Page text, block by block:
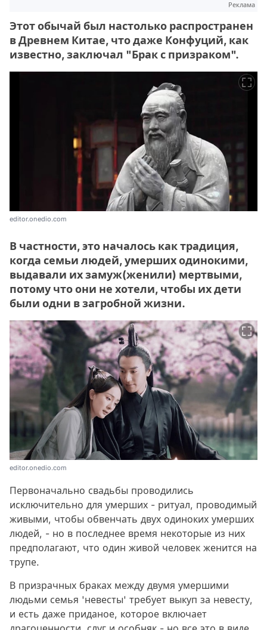
Реклама
Этот обычай был настолько распространен
в Древнем Китае, что даже Конфуций, как
известно, заключал "Брак с призраком".
editor.onedio.com
В частности, это началось как традиция,
когда семьи людей, умерших одинокими,
выдавали их замуж(женили) мертвыми,
потому что они не хотели, чтобы их дети
были одни в загробной жизни.
editor.onedio.com
Первоначально свадьбы проводились
исключительно для умерших - ритуал, проводимый
живыми, чтобы обвенчать двух одиноких умерших
людей, - но в последнее время некоторые из них
предполагают, что один живой человек женится на
трупе.
В призрачных браках между двумя умершими
людьми семья 'невесты' требует выкуп за невесту,
и есть даже приданое, которое включает